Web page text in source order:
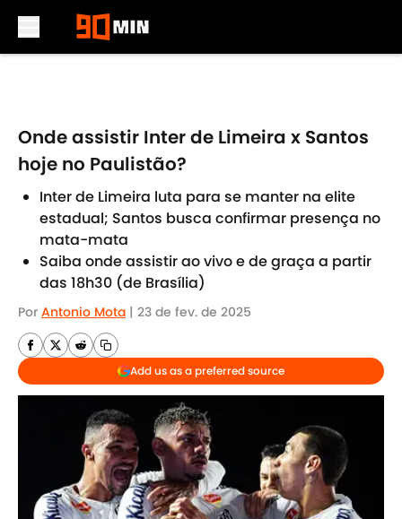
Onde assistir Inter de Limeira x Santos
hoje no Paulistão?
Inter de Limeira luta para se manter na elite
estadual; Santos busca confirmar presença no
mata-mata
Saiba onde assistir ao vivo e de graça a partir
das 18h30 (de Brasília)
Por Antonio Mota | 23 de fev. de 2025
Add us as a preferred source